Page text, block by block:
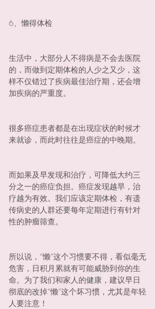
6、懒得体检
生活中，大部分人不得病是不会去医院
的，而做到定期体检的人少之又少，这
样不仅错过了疾病最佳治疗期，还会增
加疾病的严重度。
很多癌症患者都是在出现症状的时候才
来就诊，而此时往往是癌症的中晚期。
而如果及早发现和治疗，可降低大约三
分之一的癌症负担。癌症发现越早，治
疗越为有效。我们应该定期体检，有遗
传病史的人群还要每年定期进行有针对
性的肿瘤筛查。
所以说，“懒”这个习惯要不得，看似毫无
危害，日积月累就有可能威胁到你的生
命。为了我们和家人的健康，建议早日
彻底的改掉“懒”这个坏习惯，尤其是年轻
人要注意！